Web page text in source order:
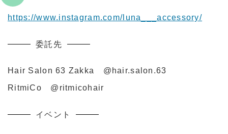
https://www.instagram.com/luna___accessory/
委託先
Hair Salon 63 Zakka @hair.salon.63
RitmiCo @ritmicohair
イベント